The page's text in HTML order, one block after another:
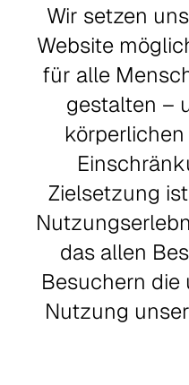
Wir setzen
Website
für alle
gestalten –
Zielsetzung
das allen
Besuchern
Nutzung